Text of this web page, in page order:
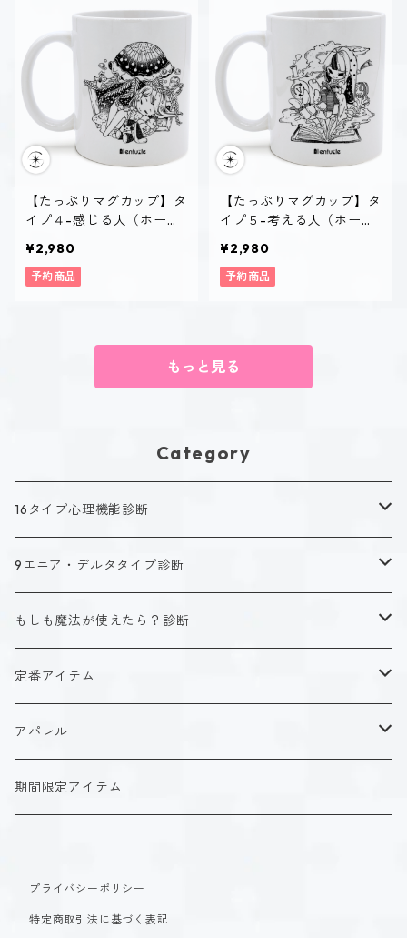
【たっぷりマグカップ】タ
イプ４-感じる人（ホーリ
¥2,980
予約商品
【たっぷりマグカップ】タ
イプ５-考える人（ホーリ
¥2,980
予約商品
もっと見る
Category
16タイプ心理機能診断
キャラクタータイプ
ISTJ（新田 理央）
ISFJ（花園 明日香）
INFP（夜月 夢乃）
定番アイテム
アクリルストラップ
アクリルスタンド
9エニア・デルタタイプ診断
キャラクタータイプ
タイプ１-正す人
タイプ２-助ける人
ホーリーデザイン
ダークデザイン
定番アイテム
アクリルスタンド
もしも魔法が使えたら？診断
魔法スタイル
生命魔法~Vitality~
自然魔法~Elemental~
創造魔法~Genesis~
αシリーズ
βシリーズ
アクリルストラップ
定番アイテム
アクリルストラップ
アクリルスタンド
アパレル
Tシャツ
パーカー
期間限定アイテム
プライバシーポリシー
特定商取引法に基づく表記